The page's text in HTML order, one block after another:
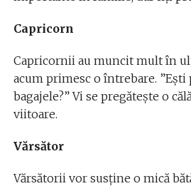
Capricorn
Capricornii au muncit mult în
acum primesc o întrebare. ”Ești
bagajele?” Vi se pregătește o
viitoare.
Vărsător
Vărsătorii vor susține o mică